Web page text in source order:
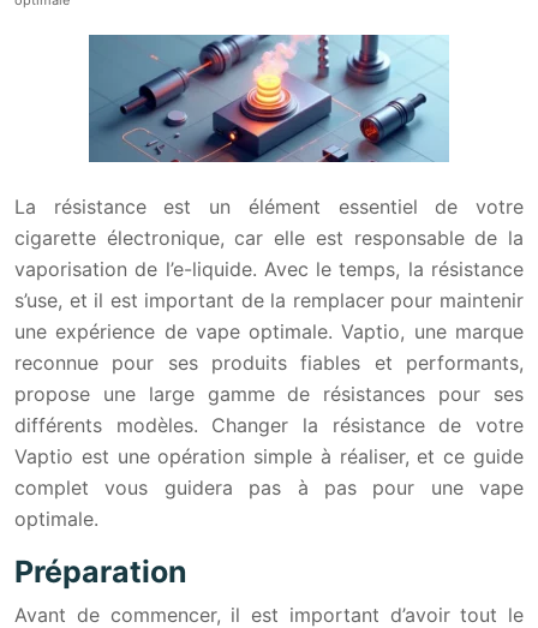
La résistance est un élément essentiel de votre
cigarette électronique, car elle est responsable de la
vaporisation de l’e-liquide. Avec le temps, la résistance
s’use, et il est important de la remplacer pour maintenir
une expérience de vape optimale. Vaptio, une marque
reconnue pour ses produits fiables et performants,
propose une large gamme de résistances pour ses
différents modèles. Changer la résistance de votre
Vaptio est une opération simple à réaliser, et ce guide
complet vous guidera pas à pas pour une vape
optimale.
Préparation
Avant de commencer, il est important d’avoir tout le